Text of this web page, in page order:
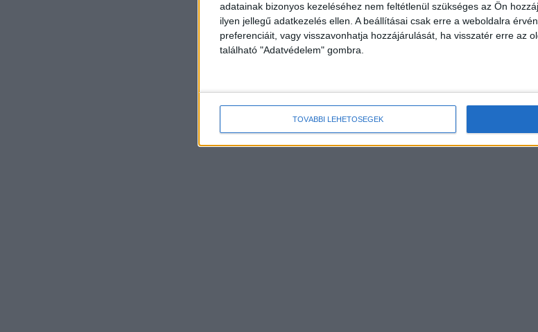
adatainak bizonyos kezeléséhez nem feltétlenül szükséges az Ön
ilyen jellegű adatkezelés ellen. A beállításai csak erre a weboldalra
preferenciáit, vagy visszavonhatja hozzájárulását, ha visszatér erre az
található "Adatvédelem" gombra.
TOVÁBBI LEHETŐSÉGEK